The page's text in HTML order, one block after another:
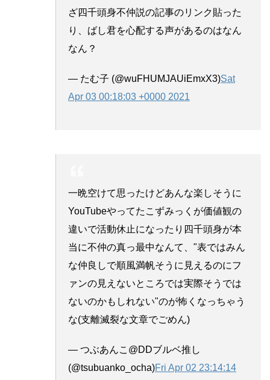
ざ四千頭身不仲説の記事のリンク貼った
り、ばし君を心配する声があるのはなん
なん？
— たむ子 (@wuFHUMJAUiEmxX3)Sat
Apr 03 00:18:03 +0000 2021
一晩空けて思ったけどあんな楽しそうに
YouTubeやってたこずみっくが価値観の
違いで活動休止になったり四千頭身が本
当に不仲の真っ最中なんて、"表ではみん
な仲良しで順風満帆そうに見えるのにフ
ァンの見えないところでは実際そうでは
ないのかもしれない"のが怖くなっちゃう
な(支離滅裂な文章でごめん)
— つぶあんこ@DDブルベ推し
(@tsubuanko_ocha)Fri Apr 02 23:14:14